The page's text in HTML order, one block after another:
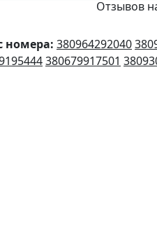
Отзывов
номера: 380964292040
380679917501